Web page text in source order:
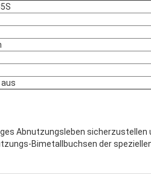
Abnutzungsleben sicherzustellen
Bimetallbuchsen der